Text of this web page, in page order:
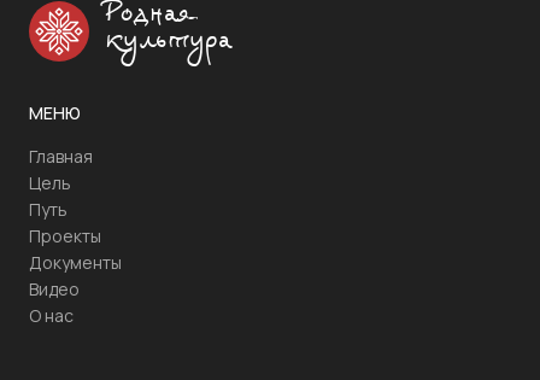
Родная
культура
МЕНЮ
Главная
Цель
Путь
Проекты
Документы
Видео
О нас